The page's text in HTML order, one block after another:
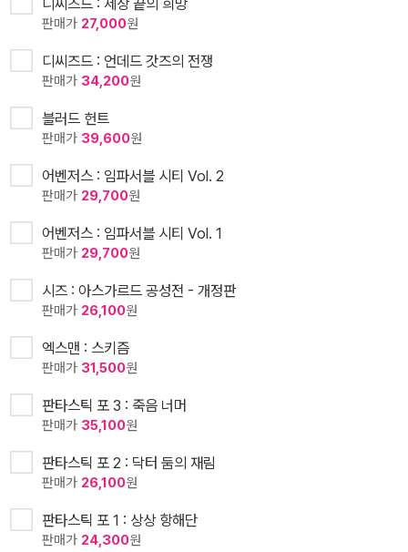
디씨즈드 : 세상 끝의 희망
판매가 27,000원
디씨즈드 : 언데드 갓즈의 전쟁
판매가 34,200원
블러드 헌트
판매가 39,600원
어벤저스 : 임파서블 시티 Vol. 2
판매가 29,700원
어벤저스 : 임파서블 시티 Vol. 1
판매가 29,700원
시즈 : 아스가르드 공성전 - 개정판
판매가 26,100원
엑스맨 : 스키즘
판매가 31,500원
판타스틱 포 3 : 죽음 너머
판매가 35,100원
판타스틱 포 2 : 닥터 둠의 재림
판매가 26,100원
판타스틱 포 1 : 상상 항해단
판매가 24,300원